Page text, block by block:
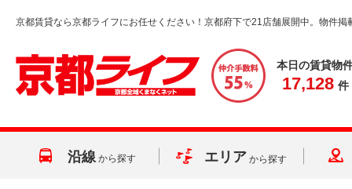
京都賃貸なら京都ライフにお任せください！京都府下で21店舗展開中。物件掲
本日の賃貸物
17,128 件
沿線 から探す エリア から探す